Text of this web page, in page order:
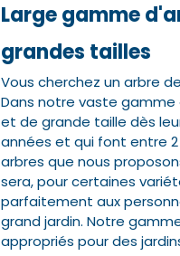
Large gamme
grandes tailles
Vous cherchez un arbre
Dans notre vaste gamme
et de grande taille dès
années et qui font entre
arbres que nous
sera, pour certaines
parfaitement aux
grand jardin. Notre
appropriés pour des
Numéro de
Numéro de